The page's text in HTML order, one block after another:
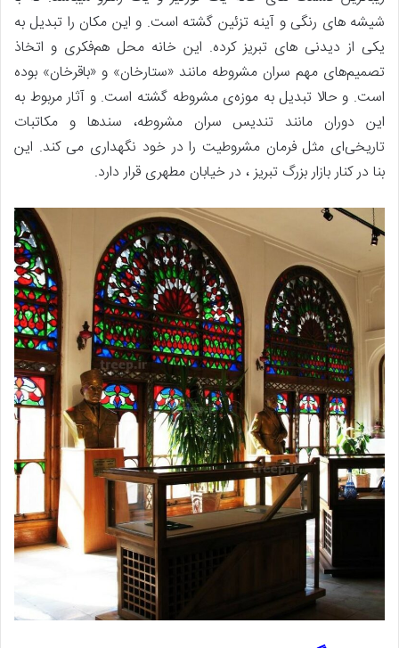
شیشه های رنگی و آینه تزئین گشته است. و این مکان را تبدیل به
یکی از دیدنی های تبریز کرده. این خانه محل هم‌فکری و اتخاذ
تصمیم‌های مهم سران مشروطه مانند «ستارخان» و «باقرخان» بوده
است. و حالا تبدیل به موزه‌ی مشروطه گشته است. و آثار مربوط به
این دوران مانند تندیس سران مشروطه، سندها و مکاتبات
تاریخی‌ای مثل فرمان مشروطیت را در خود نگهداری می کند. این
بنا در کنار بازار بزرگ تبریز ، در خیابان مطهری قرار دارد.